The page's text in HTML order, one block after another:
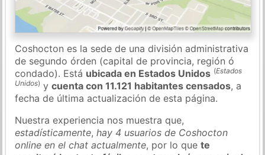
Coshocton es la sede de una división administrativa
de segundo órden (capital de provincia, región ó
condado). Está ubicada en Estados Unidos (Estados
Unidos) ycuenta con 11.121 habitantes censados, a
fecha de última actualización de esta página.
Nuestra experiencia nos muestra que,
estadísticamente,hay 4 usuarios de Coshocton
online en el chat actualmente, por lo quete